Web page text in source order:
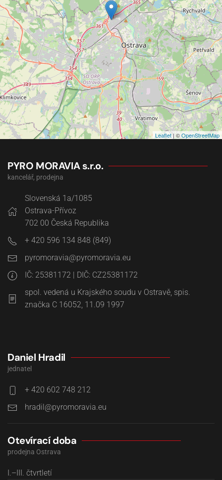
Leaflet| ©OpenStreetMap
PYRO MORAVIA s.r.o.
kancelář, prodejna
Slovenská 1a/1085
Ostrava-Přívoz
702 00 Česká Republika
+ 420 596 134 848 (849)
IČ: 25381172 | DIČ: CZ25381172
spol. vedená u Krajského soudu v Ostravě, spis.
značka C 16052, 11.09 1997
Daniel Hradil
jednatel
+ 420 602 748 212
Otevírací doba
prodejna Ostrava
I.–III. čtvrtletí